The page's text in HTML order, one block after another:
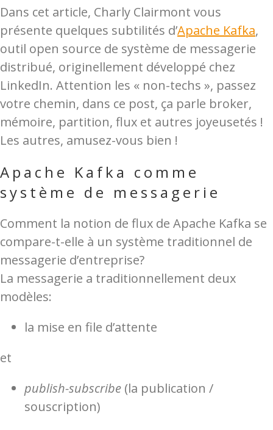
Dans cet article, Charly Clairmont vous
présente quelques subtilités d’Apache Kafka,
outil open source de système de messagerie
distribué, originellement développé chez
LinkedIn. Attention les « non-techs », passez
votre chemin, dans ce post, ça parle broker,
mémoire, partition, flux et autres joyeusetés !
Les autres, amusez-vous bien !
Apache Kafka comme
système de messagerie
Comment la notion de flux de Apache Kafka se
compare-t-elle à un système traditionnel de
messagerie d’entreprise?
La messagerie a traditionnellement deux
modèles:
la mise en file d’attente
et
publish-subscribe (la publication /
souscription)